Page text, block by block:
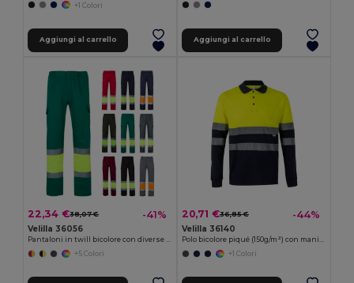
+1 Colori
Aggiungi al carrello Aggiungi al carrello
22,34 €38,07 € -41%
Velilla 36056
Pantaloni in twill bicolore con diverse tasche (210g/m²), in cotone (20%) e poliestere (80%)
+5 Colori
20,71 €36,85 € -44%
Velilla 36140
Polo bicolore piqué (150g/m²) con maniche lunghe, in cotone (55%) e poliestere (45%)
+1 Colori